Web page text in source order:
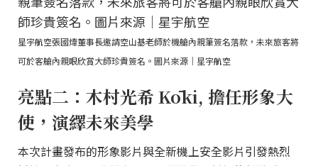
星宇航空張國煒董事長邀請空山基老師於機艙內親筆簽名落款，未來旅客將
可於客艙內親眼欣賞大師珍貴簽名。圖片來源｜星宇航空
亮點二：木村光希 Kōki, 擔任形象大
使，演繹未來美學
本次計畫發布的形象影片與全新機上安全影片引發熱烈